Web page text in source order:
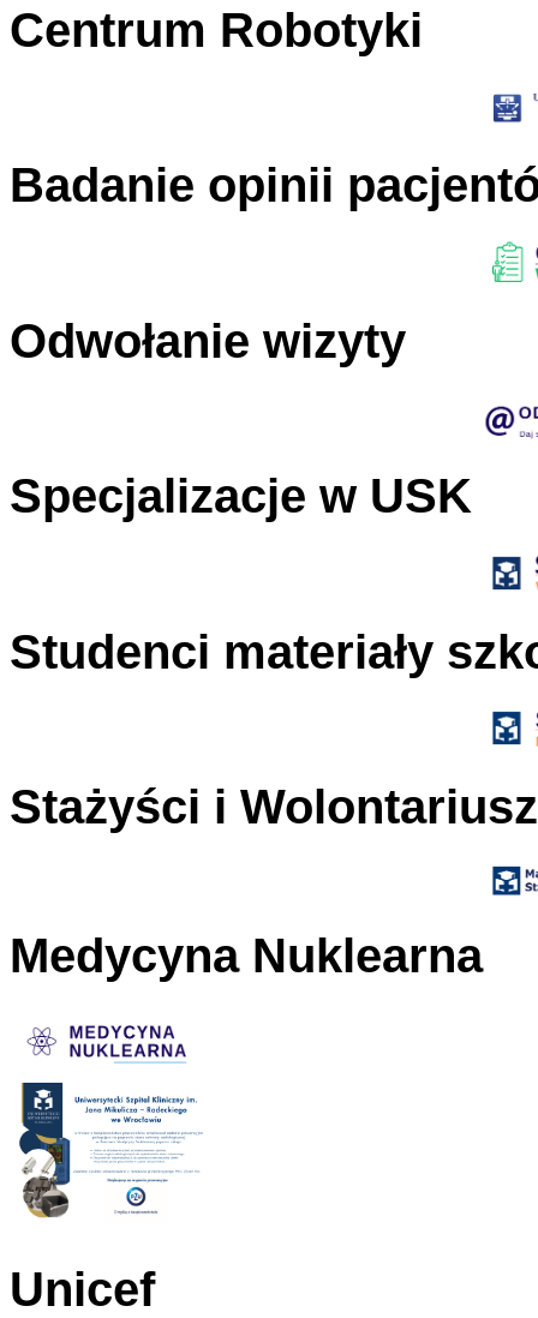
Centrum Robotyki
Badanie opinii
Odwołanie wizyty
Specjalizacje w USK
Studenci materiały
Stażyści i
Medycyna Nuklearna
Unicef